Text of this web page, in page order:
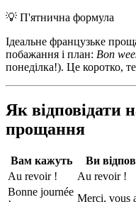
💡 П'ятнична формула
Ідеальне французьке
побажання і план: Bon
понеділка!). Це коротко,
Як відповідати
прощання
Вам кажуть Ви
Au revoir !
Au revoir !
Bonne journée
Merci, vous